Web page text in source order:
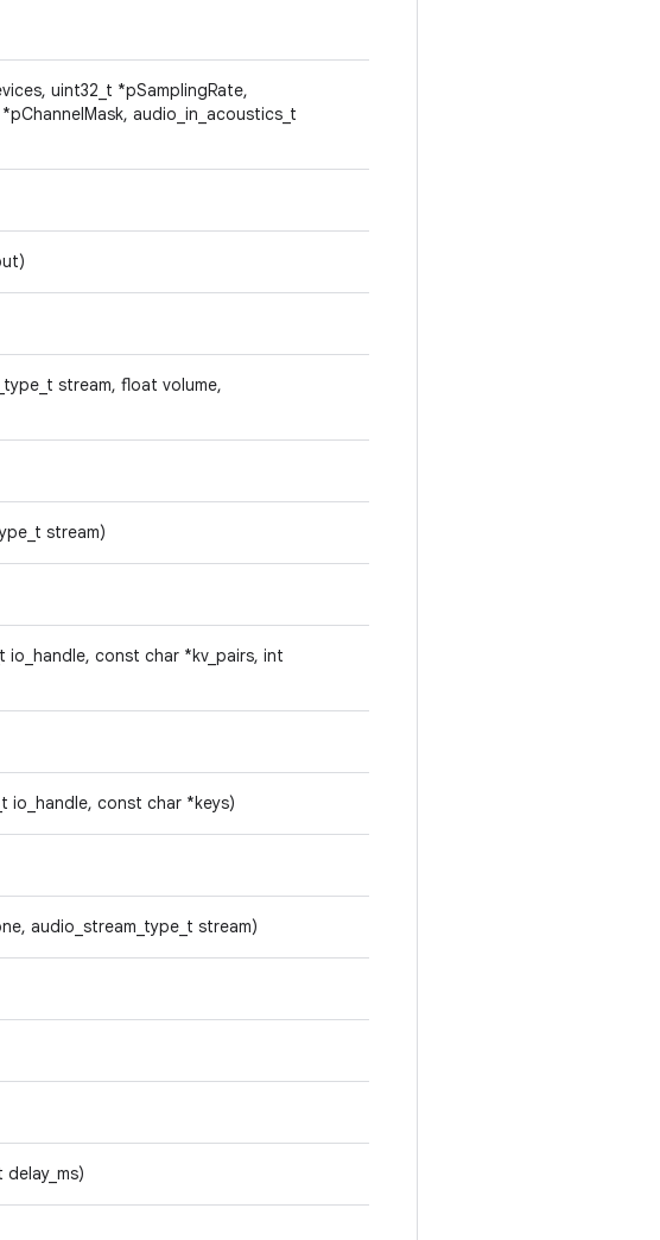
uint32_t *pSamplingRate,
audio_in_acoustics_t
stream, float volume,
stream)
io_handle, const char *kv_pairs, int
io_handle, const char *keys)
audio_stream_type_t stream)